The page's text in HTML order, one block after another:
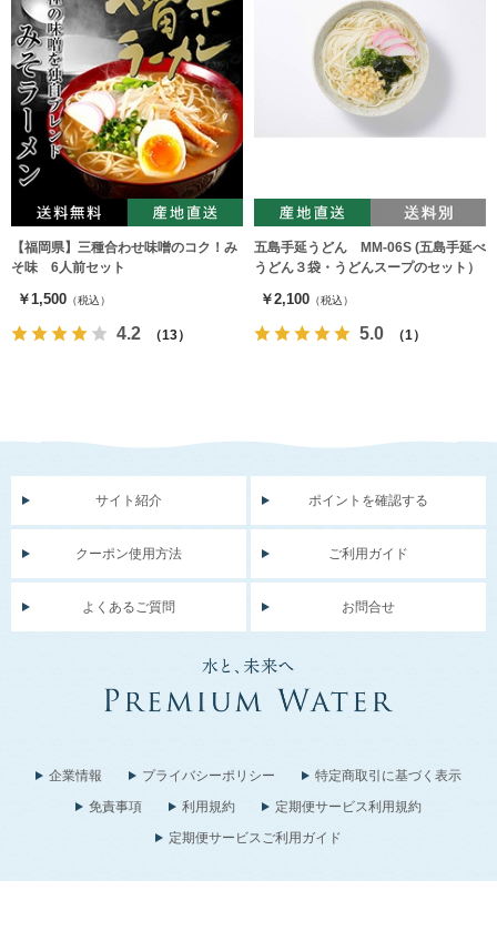
【福岡県】三種合わせ味噌のコク！み
そ味 6人前セット
￥1,500 （税込）
4.2 （13）
五島手延うどん MM-06S (五島手延べ
うどん３袋・うどんスープのセット）
￥2,100 （税込）
5.0 （1）
サイト紹介 ポイントを確認する
クーポン使用方法 ご利用ガイド
よくあるご質問 お問合せ
企業情報 プライバシーポリシー
特定商取引に基づく表示
免責事項
利用規約
定期便サービス利用規約
定期便サービスご利用ガイド